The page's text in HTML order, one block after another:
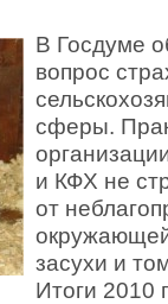
В Госдуме
вопрос
сферы.
и КФХ не
от
засухи и
Итоги 2010